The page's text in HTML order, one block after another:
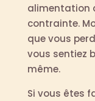
alimentation
contrainte.
que vous
vous sentiez
même.
Si vous êtes